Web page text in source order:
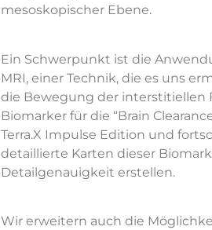
mesoskopischer Ebene.
Ein Schwerpunkt ist die
MRI, einer Technik, die es uns
die Bewegung der interstitiellen
Biomarker für die “Brain
Terra.X Impulse Edition und
detaillierte Karten dieser
Detailgenauigkeit erstellen.
Wir erweitern auch die